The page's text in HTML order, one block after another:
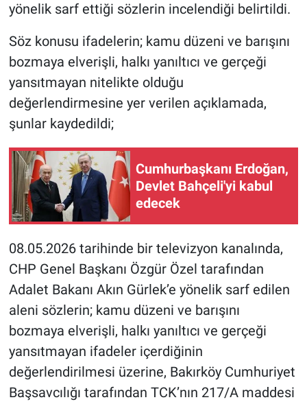
yönelik sarf ettiği sözlerin incelendiği belirtildi.
Söz konusu ifadelerin; kamu düzeni ve barışını
bozmaya elverişli, halkı yanıltıcı ve gerçeği
yansıtmayan nitelikte olduğu
değerlendirmesine yer verilen açıklamada,
şunlar kaydedildi;
Cumhurbaşkanı Erdoğan,
Devlet Bahçeli'yi kabul
edecek
08.05.2026 tarihinde bir televizyon kanalında,
CHP Genel Başkanı Özgür Özel tarafından
Adalet Bakanı Akın Gürlek’e yönelik sarf edilen
aleni sözlerin; kamu düzeni ve barışını
bozmaya elverişli, halkı yanıltıcı ve gerçeği
yansıtmayan ifadeler içerdiğinin
değerlendirilmesi üzerine, Bakırköy Cumhuriyet
Başsavcılığı tarafından TCK’nın 217/A maddesi